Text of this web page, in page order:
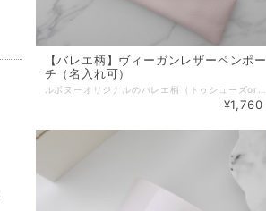
【バレエ柄】ヴィーガンレザーペンポー
チ（名入れ可）
¥1,760